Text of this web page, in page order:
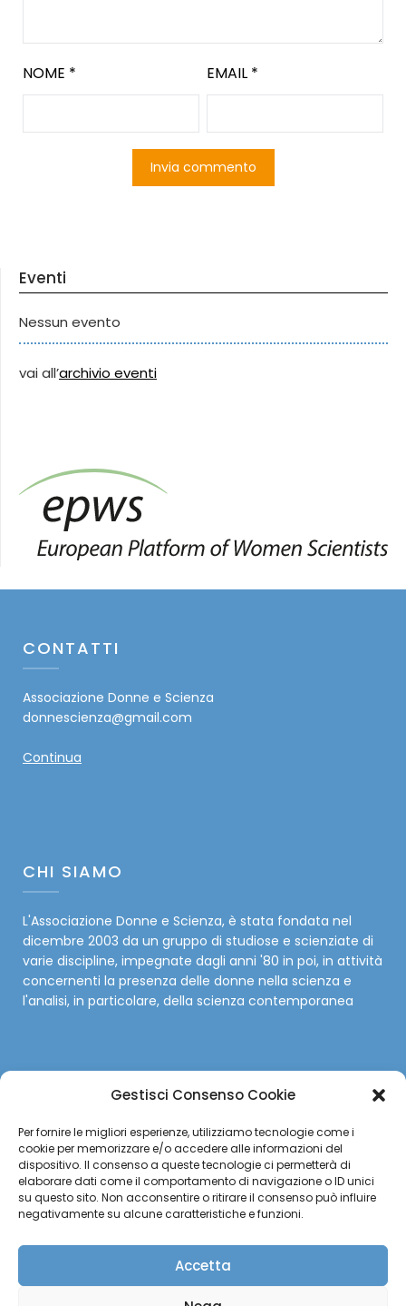
Gestisci Consenso Cookie
Per fornire le migliori esperienze, utilizziamo tecnologie come i
cookie per memorizzare e/o accedere alle informazioni del
dispositivo. Il consenso a queste tecnologie ci permetterà di
elaborare dati come il comportamento di navigazione o ID unici
su questo sito. Non acconsentire o ritirare il consenso può influire
negativamente su alcune caratteristiche e funzioni.
Accetta
NOME * EMAIL *
Eventi
Nessun evento
vai all’archivio eventi
CONTATTI
Associazione Donne e Scienza
donnescienza@gmail.com
Continua
CHI SIAMO
L'Associazione Donne e Scienza, è stata fondata nel
dicembre 2003 da un gruppo di studiose e scienziate di
varie discipline, impegnate dagli anni '80 in poi, in attività
concernenti la presenza delle donne nella scienza e
l'analisi, in particolare, della scienza contemporanea
Facebook
Twitter